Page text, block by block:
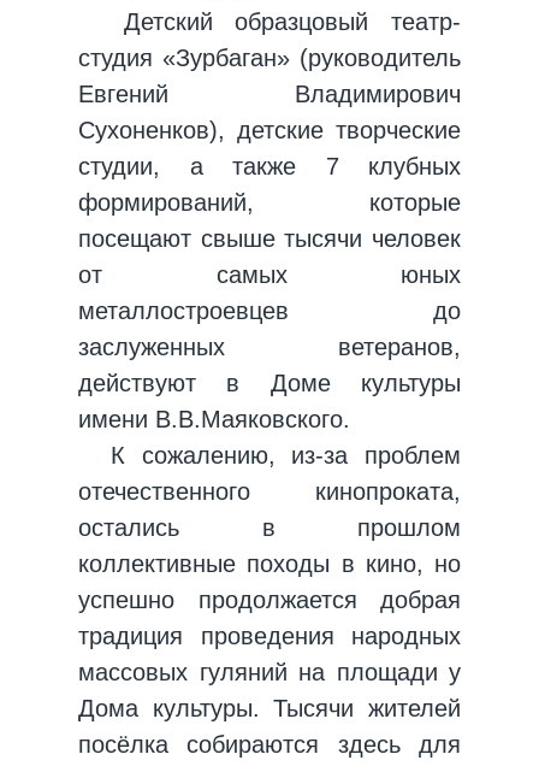
Детский образцовый театр-
студия «Зурбаган» (руководитель
Евгений Владимирович
Сухоненков), детские творческие
студии, а также 7 клубных
формирований, которые
посещают свыше тысячи человек
от самых юных
металлостроевцев до
заслуженных ветеранов,
действуют в Доме культуры
имени В.В.Маяковского.
К сожалению, из-за проблем
отечественного кинопроката,
остались в прошлом
коллективные походы в кино, но
успешно продолжается добрая
традиция проведения народных
массовых гуляний на площади у
Дома культуры. Тысячи жителей
посёлка собираются здесь для